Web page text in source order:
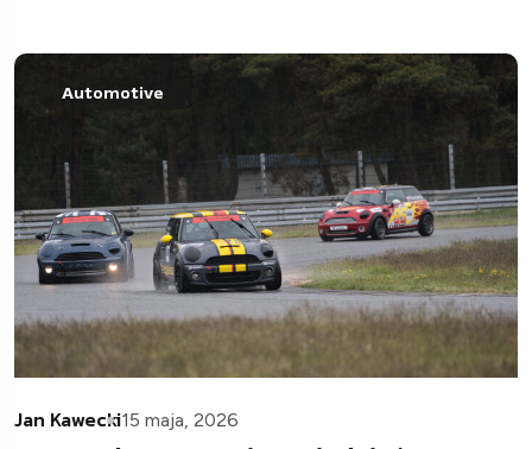
Automotive
Jan Kawecki15 maja, 2026